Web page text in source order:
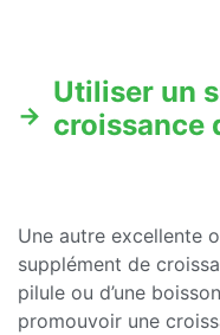
Utiliser un
croissance
Une autre excellente
supplément de
pilule ou d’une
promouvoir une